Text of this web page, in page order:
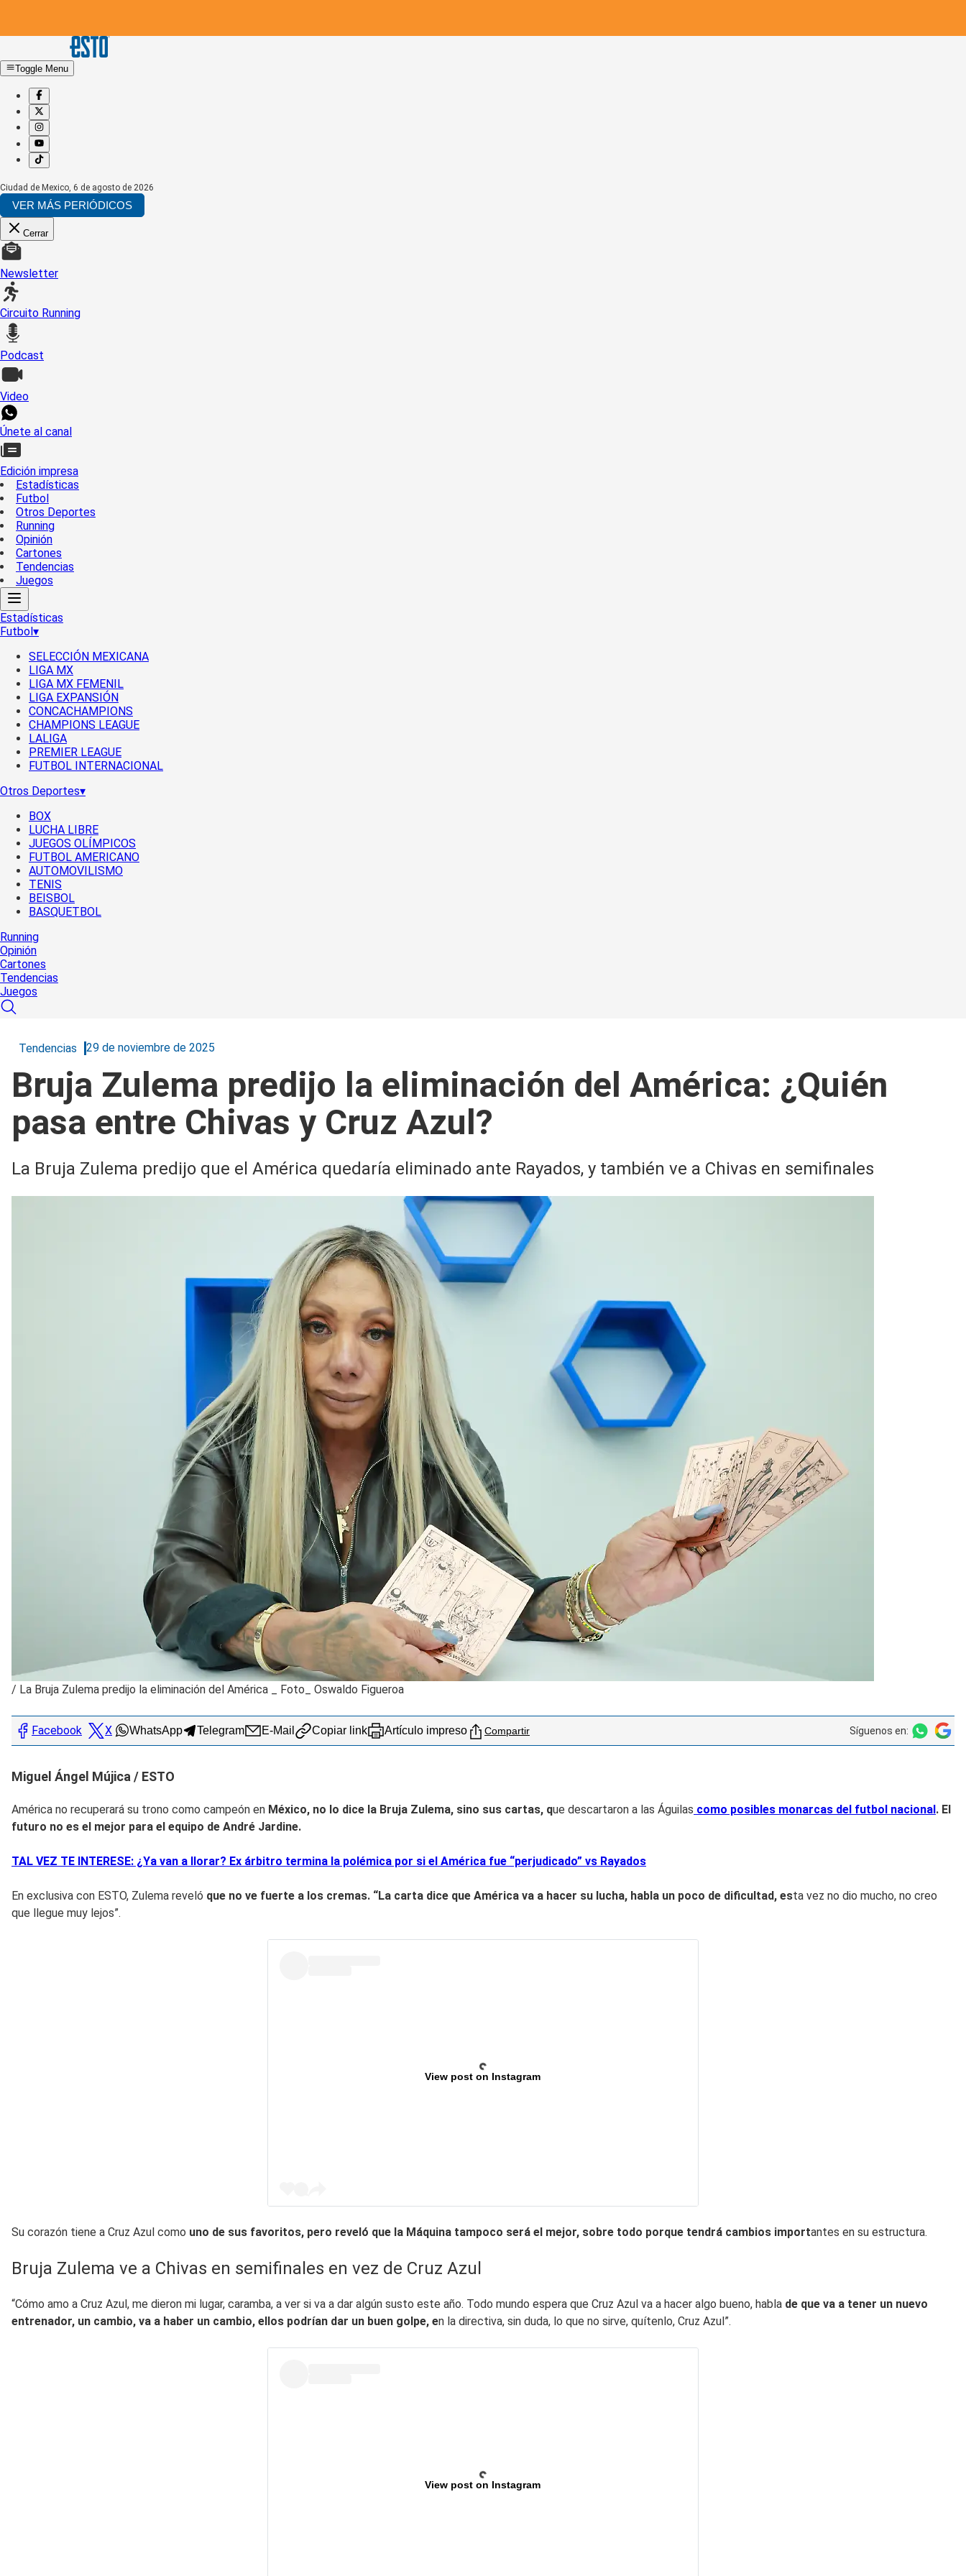
Toggle Menu
Ciudad de Mexico, 6 de agosto de 2026
VER MÁS PERIÓDICOS
Cerrar
Newsletter
Circuito Running
Podcast
Video
Únete al canal
Edición impresa
Estadísticas
Futbol
Otros Deportes
Running
Opinión
Cartones
Tendencias
Juegos
Estadísticas
Futbol▾
SELECCIÓN MEXICANA
LIGA MX
LIGA MX FEMENIL
LIGA EXPANSIÓN
CONCACHAMPIONS
CHAMPIONS LEAGUE
LALIGA
PREMIER LEAGUE
FUTBOL INTERNACIONAL
Otros Deportes▾
BOX
LUCHA LIBRE
JUEGOS OLÍMPICOS
FUTBOL AMERICANO
AUTOMOVILISMO
TENIS
BEISBOL
BASQUETBOL
Running
Opinión
Cartones
Tendencias
Juegos
Tendencias 29 de noviembre de 2025
Bruja Zulema predijo la eliminación del América: ¿Quién
pasa entre Chivas y Cruz Azul?
La Bruja Zulema predijo que el América quedaría eliminado ante Rayados, y también ve a Chivas en semifinales
/ La Bruja Zulema predijo la eliminación del América _ Foto_ Oswaldo Figueroa
Facebook X WhatsApp Telegram E-Mail Copiar link Artículo impreso Compartir Síguenos en:
Miguel Ángel Mújica / ESTO
América no recuperará su trono como campeón en México, no lo dice la Bruja Zulema, sino sus cartas, que descartaron a las Águilas como posibles monarcas del futbol nacional. El
futuro no es el mejor para el equipo de André Jardine.
TAL VEZ TE INTERESE: ¿Ya van a llorar? Ex árbitro termina la polémica por si el América fue “perjudicado” vs Rayados
En exclusiva con ESTO, Zulema reveló que no ve fuerte a los cremas. “La carta dice que América va a hacer su lucha, habla un poco de dificultad, esta vez no dio mucho, no creo
que llegue muy lejos”.
View post on Instagram
Su corazón tiene a Cruz Azul como uno de sus favoritos, pero reveló que la Máquina tampoco será el mejor, sobre todo porque tendrá cambios importantes en su estructura.
Bruja Zulema ve a Chivas en semifinales en vez de Cruz Azul
“Cómo amo a Cruz Azul, me dieron mi lugar, caramba, a ver si va a dar algún susto este año. Todo mundo espera que Cruz Azul va a hacer algo bueno, habla de que va a tener un nuevo
entrenador, un cambio, va a haber un cambio, ellos podrían dar un buen golpe, en la directiva, sin duda, lo que no sirve, quítenlo, Cruz Azul”.
View post on Instagram